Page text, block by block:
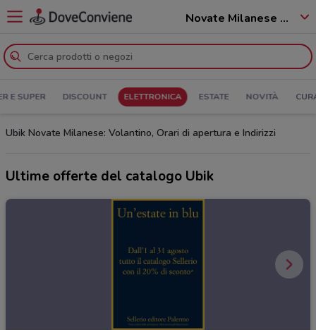
Novate Milanese - 20026
E SUPER DISCOUNT ELETTRONICA ESTATE NOVITÀ
Ubik Novate Milanese: Volantino, Orari di apertura e Indirizzi
Ultime offerte del catalogo Ubik